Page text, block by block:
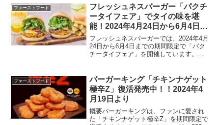
ザ・ワンパウンダー」を45分間食べ放
題...
ファーストフード
フレッシュネスバーガー「パクチ
ータイフェア」でタイの味を堪
能！2024年4月24日から6月4日ま
での期間限定
フレッシュネスバーガーでは、2024年4月
24日から6月4日までの期間限定で「パク
チータイフェア」を開催しています。こ
ーガー ガパオ」と「パクチーチキンバー
ガー グリー...
ファーストフード
バーガーキング「チキンナゲット
極辛Z」復活発売中！！2024年4
月19日より
概要バーガーキングは、ファンに愛され
た「チキンナゲット極辛Z」を期間限定で